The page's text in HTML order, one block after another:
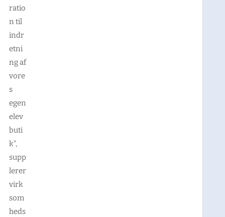
ratio
n til
indr
etni
ng af
vore
s
egen
elev
buti
k”,
supp
lerer
virk
som
heds